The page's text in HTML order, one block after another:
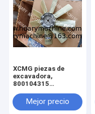
XCMG piezas de
excavadora,
800104315
xcmg xe 130 xe 150
Mejor precio